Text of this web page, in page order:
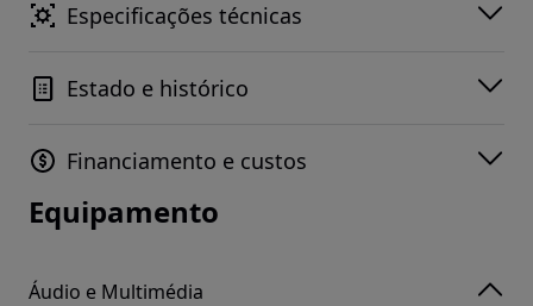
Especificações técnicas
Estado e histórico
Financiamento e custos
Equipamento
Áudio e Multimédia